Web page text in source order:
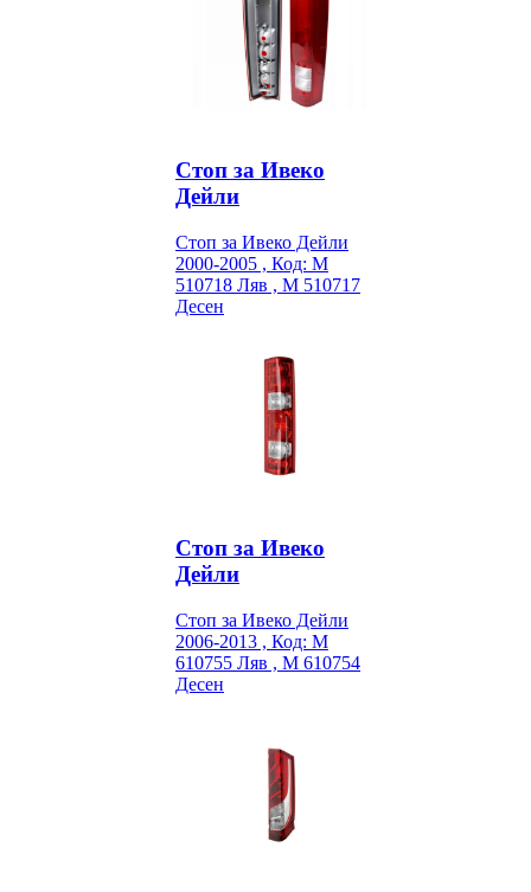
Стоп за Ивеко
Дейли
Стоп за Ивеко Дейли
2000-2005 , Код: M
510718 Ляв , M 510717
Десен
Стоп за Ивеко
Дейли
Стоп за Ивеко Дейли
2006-2013 , Код: M
610755 Ляв , M 610754
Десен